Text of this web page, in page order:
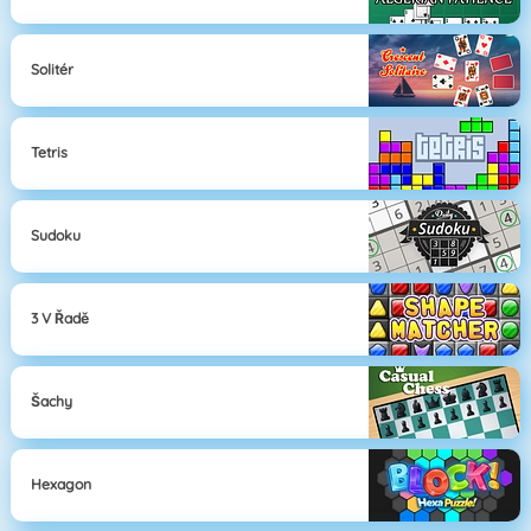
Solitér
Tetris
Sudoku
3 V Řadě
Šachy
Hexagon